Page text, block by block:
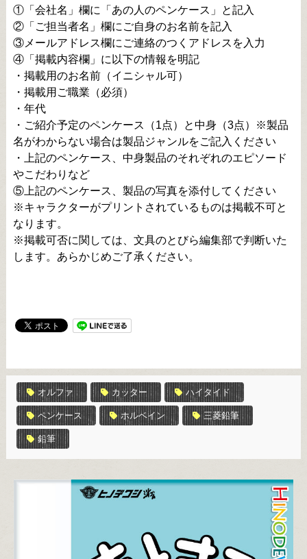
①「会社名」欄に「あの人のペンケース」と記入
②「ご担当者名」欄にご自身のお名前を記入
③メールアドレス欄にご連絡のつくアドレスを入力
④「掲載内容欄」に以下の情報を明記
・掲載用のお名前（イニシャル可）
・掲載用ご職業（必須）
・年代
・ご紹介予定のペンケース（1点）と中身（3点）※製品
名がわからない場合は製品ジャンルをご記入ください
・上記のペンケース、中身製品のそれぞれのエピソード
やこだわりなど
⑤上記のペンケース、製品の写真を添付してください
※キャラクターがプリントされているものは掲載不可と
なります。
※掲載可否に関しては、文具のとびら編集部で判断いた
します。あらかじめご了承ください。
オルファ カッター ハイタイド
ペンケース ホルベイン 三菱鉛筆
鉛筆